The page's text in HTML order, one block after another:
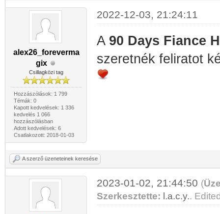
alex26_foreverma
gix
Csillagközi tag
Hozzászólások: 1 799
Témák: 0
Kapott kedvelések: 1 336
kedvelés 1 066
hozzászólásban
Adott kedvelések: 6
Csatlakozott: 2018-01-03
2022-12-03, 21:24:11
A 90 Days Fiance
szeretnék feliratot
A szerző üzeneteinek keresése
2023-01-02, 21:44:50 (
Szerkesztette: l.a.c.y..